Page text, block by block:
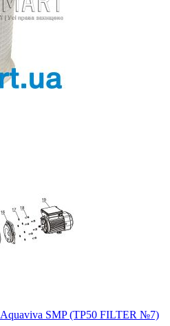
Aquaviva SMP (TP50 FILTER №7)